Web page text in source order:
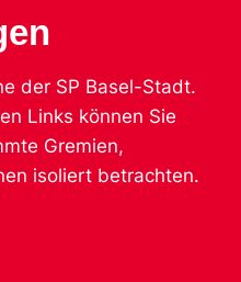
der SP Basel-Stadt.
Links können Sie
Gremien,
isoliert betrachten.